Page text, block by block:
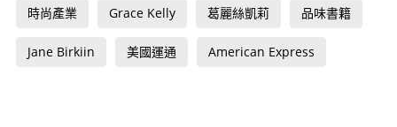
時尚產業 Grace Kelly 葛麗絲凱莉 品味書籍
Jane Birkiin 美國運通 American Express